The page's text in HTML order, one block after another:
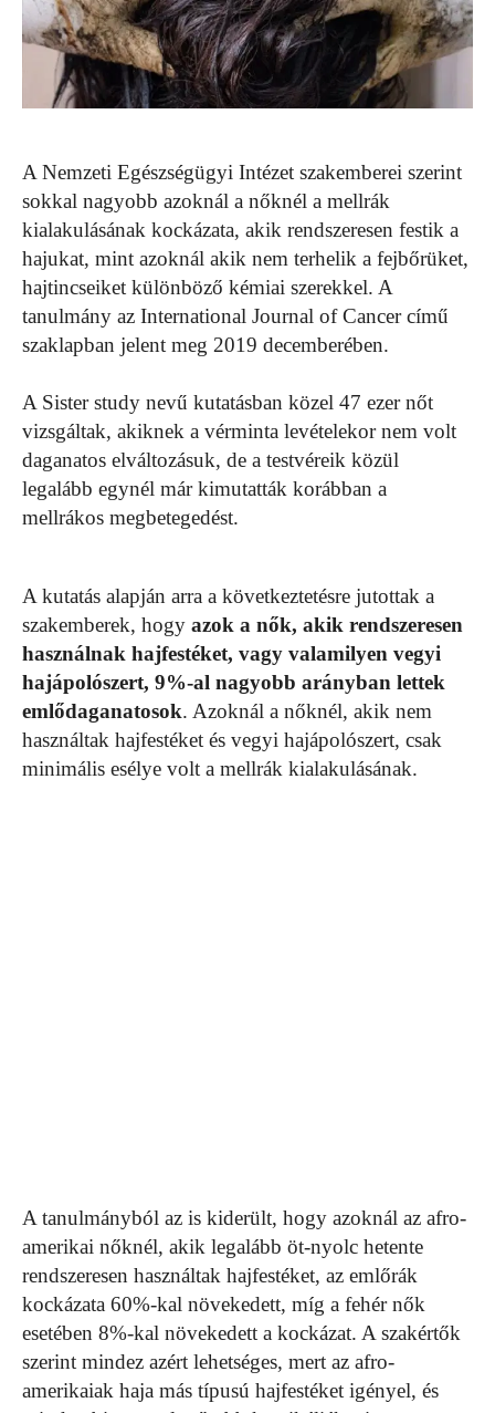
A Nemzeti Egészségügyi Intézet szakemberei szerint
sokkal nagyobb azoknál a nőknél a mellrák
kialakulásának kockázata, akik rendszeresen festik a
hajukat, mint azoknál akik nem terhelik a fejbőrüket,
hajtincseiket különböző kémiai szerekkel. A
tanulmány az International Journal of Cancer című
szaklapban jelent meg 2019 decemberében.
A Sister study nevű kutatásban közel 47 ezer nőt
vizsgáltak, akiknek a vérminta levételekor nem volt
daganatos elváltozásuk, de a testvéreik közül
legalább egynél már kimutatták korábban a
mellrákos megbetegedést.
A kutatás alapján arra a következtetésre jutottak a
szakemberek, hogy azok a nők, akik rendszeresen
használnak hajfestéket, vagy valamilyen vegyi
hajápolószert, 9%-al nagyobb arányban lettek
emlődaganatosok. Azoknál a nőknél, akik nem
használtak hajfestéket és vegyi hajápolószert, csak
minimális esélye volt a mellrák kialakulásának.
A tanulmányból az is kiderült, hogy azoknál az afro-
amerikai nőknél, akik legalább öt-nyolc hetente
rendszeresen használtak hajfestéket, az emlőrák
kockázata 60%-kal növekedett, míg a fehér nők
esetében 8%-kal növekedett a kockázat. A szakértők
szerint mindez azért lehetséges, mert az afro-
amerikaiak haja más típusú hajfestéket igényel, és